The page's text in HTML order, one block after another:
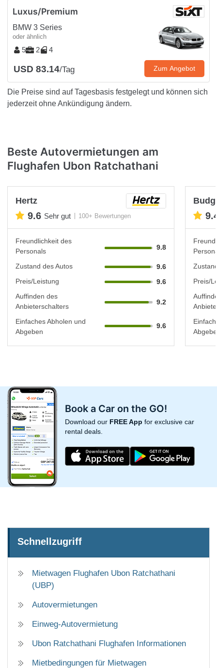
Luxus/Premium
BMW 3 Series
oder ähnlich
5 2 4
USD 83.14/Tag Zum Angebot
Die Preise sind auf Tagesbasis festgelegt und können sich
jederzeit ohne Ankündigung ändern.
Beste Autovermietungen am
Flughafen Ubon Ratchathani
Hertz
9.6 Sehr gut 100+ Bewertungen
Freundlichkeit des
Personals
9.8
Zustand des Autos
9.6
Preis/Leistung
9.6
Auffinden des
Anbieterschalters
9.2
Einfaches Abholen und
Abgeben
9.6
Preis/
Book a Car on the GO!
Download our FREE App for exclusive car
rental deals.
Schnellzugriff
Mietwagen Flughafen Ubon Ratchathani
(UBP)
Autovermietungen
Einweg-Autovermietung
Ubon Ratchathani Flughafen Informationen
Mietbedingungen für Mietwagen